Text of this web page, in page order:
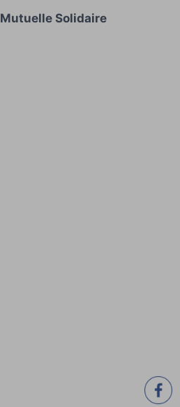
Mutuelle Solidaire